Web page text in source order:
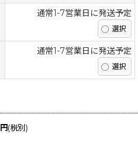
通常1-7営業日に発送予定
通常1-7営業日に発送予定
円(税別)